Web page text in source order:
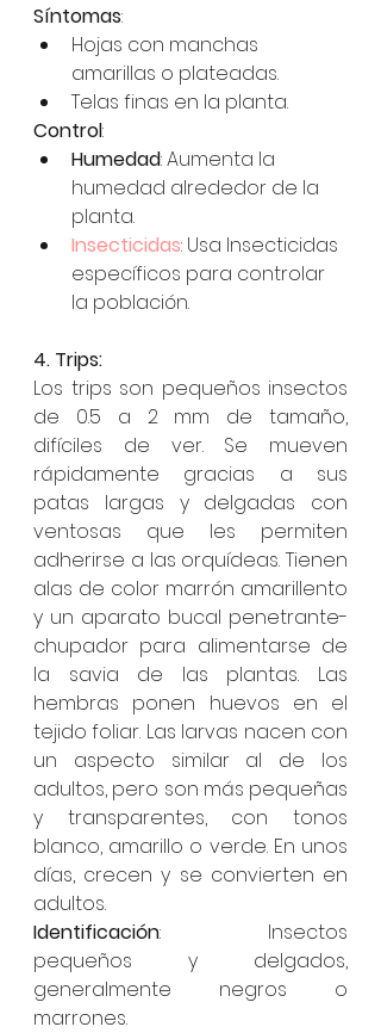
Síntomas:
Hojas con manchas
amarillas o plateadas.
Telas finas en la planta.
Control:
Humedad: Aumenta la
humedad alrededor de la
planta.
Insecticidas: Usa Insecticidas
específicos para controlar
la población.
4. Trips:
Los trips son pequeños insectos
de 0.5 a 2 mm de tamaño,
difíciles de ver. Se mueven
rápidamente gracias a sus
patas largas y delgadas con
ventosas que les permiten
adherirse a las orquídeas. Tienen
alas de color marrón amarillento
y un aparato bucal penetrante-
chupador para alimentarse de
la savia de las plantas. Las
hembras ponen huevos en el
tejido foliar. Las larvas nacen con
un aspecto similar al de los
adultos, pero son más pequeñas
y transparentes, con tonos
blanco, amarillo o verde. En unos
días, crecen y se convierten en
adultos.
Identificación: Insectos
pequeños y delgados,
generalmente negros o
marrones.